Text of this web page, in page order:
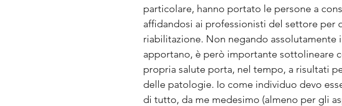
particolare, hanno portato le persone a
affidandosi ai professionisti del settore per
riabilitazione. Non negando
apportano, è però importante sottolineare
propria salute porta, nel tempo, a risultati
delle patologie. Io come individuo devo
di tutto, da me medesimo (almeno per gli